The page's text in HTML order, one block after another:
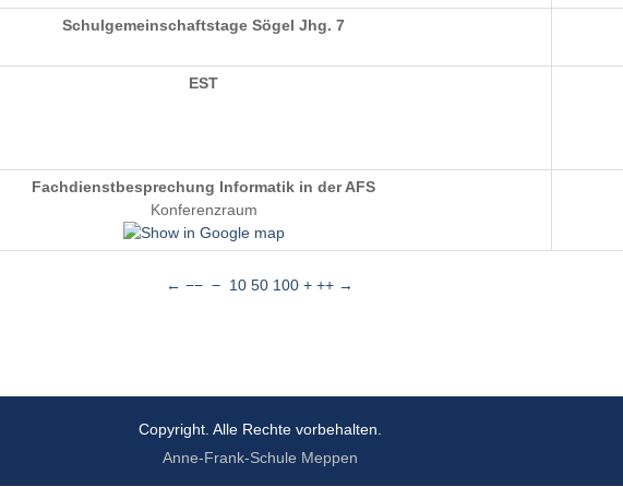
Schulgemeinschaftstage Sögel Jhg. 7
EST
Fachdienstbesprechung Informatik in der AFS
Konferenzraum
← −− − 10 50 100 + ++ →
Copyright. Alle Rechte vorbehalten.
Anne-Frank-Schule Meppen